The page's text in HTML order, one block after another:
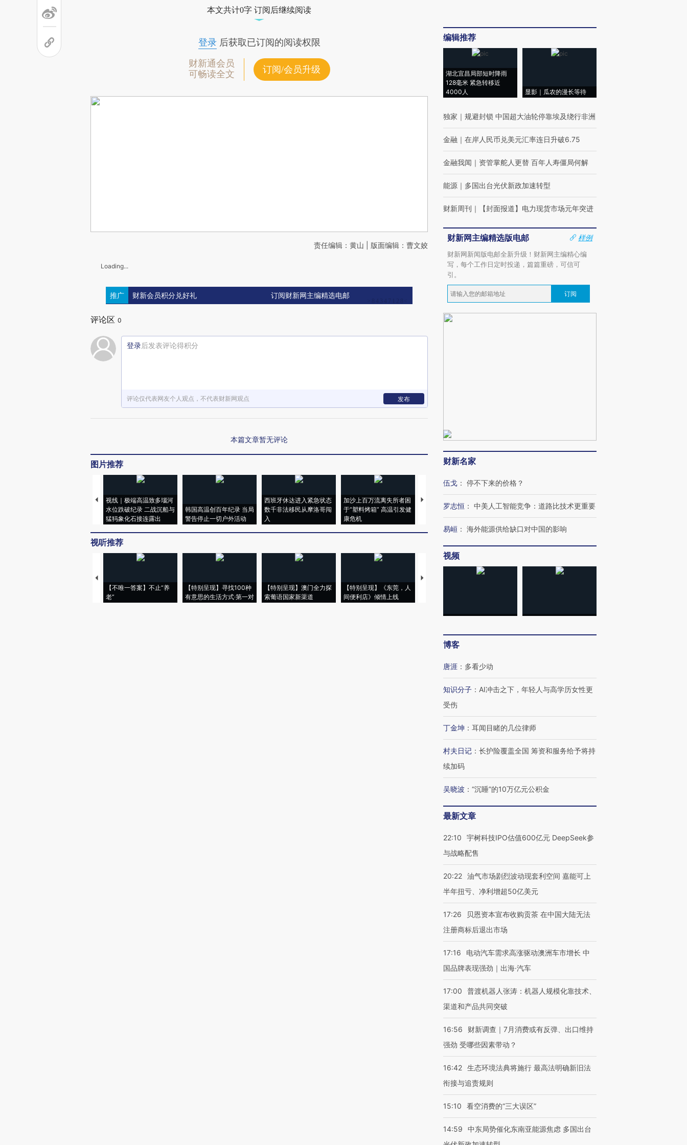
本文共计0字 订阅后继续阅读
登录后获取已订阅的阅读权限
财新通会员
可畅读全文
订阅/会员升级
责任编辑：黄山 | 版面编辑：曹文姣
Loading...
推广 财新会员积分兑好礼 订阅财新网主编精选电邮
评论区 0
登录后发表评论得积分
评论仅代表网友个人观点，不代表财新网观点 发布
本篇文章暂无评论
图片推荐
视线｜极端高温致多瑙河
水位跌破纪录 二战沉船与
猛犸象化石接连露出
韩国高温创百年纪录 当局
警告停止一切户外活动
西班牙休达进入紧急状态
数千非法移民从摩洛哥闯
入
加沙上百万流离失所者困
于“塑料烤箱” 高温引发健
康危机
视线｜HYROX的吸金
术：是什么让中产们甘
心“花钱找虐”？
粒摇头丸 尿检体内含3种
毒品
度Z世代 用街头抗争将教
育部长拱下台
视听推荐
【不唯一答案】不止“养
老”
【特别呈现】寻找100种
有意思的生活方式·第一对
【特别呈现】澳门全力探
索葡语国家新渠道
【特别呈现】《东莞，人
间便利店》倾情上线
【推广】走进第四届链博
编辑推荐
湖北宜昌局部短时降雨
128毫米 紧急转移近
4000人
显影｜瓜农的漫长等待
独家 ｜ 规避封锁 中国超大油轮停靠埃及绕行非洲
金融 ｜ 在岸人民币兑美元汇率连日升破6.75
金融我闻 ｜ 资管掌舵人更替 百年人寿僵局何解
能源 ｜ 多国出台光伏新政加速转型
财新周刊 ｜ 【封面报道】电力现货市场元年突进
财新网主编精选版电邮
样例
财新网新闻版电邮全新升级！财新网主编精心编
写，每个工作日定时投递，篇篇重磅，可信可
引。
订阅
财新名家
伍戈 ： 停不下来的价格？
罗志恒 ： 中美人工智能竞争：道路比技术更重要
易峘 ： 海外能源供给缺口对中国的影响
视频
博客
唐涯 ： 多看少动
知识分子 ： AI冲击之下，年轻人与高学历女性更
受伤
丁金坤 ： 耳闻目睹的几位律师
村夫日记 ： 长护险覆盖全国 筹资和服务给予将持
续加码
吴晓波 ： “沉睡”的10万亿元公积金
最新文章
22:10
宇树科技IPO估值600亿元 DeepSeek参
与战略配售
20:22 油气市场剧烈波动现套利空间 嘉能可上
半年扭亏、净利增超50亿美元
17:26
贝恩资本宣布收购贡茶 在中国大陆无法
注册商标后退出市场
17:16
电动汽车需求高涨驱动澳洲车市增长 中
国品牌表现强劲｜出海·汽车
17:00
普渡机器人张涛：机器人规模化靠技术、
渠道和产品共同突破
16:56
财新调查｜7月消费或有反弹、出口维持
强劲 受哪些因素带动？
16:42 生态环境法典将施行 最高法明确新旧法
衔接与追责规则
15:10 看空消费的“三大误区”
14:59
中东局势催化东南亚能源焦虑 多国出台